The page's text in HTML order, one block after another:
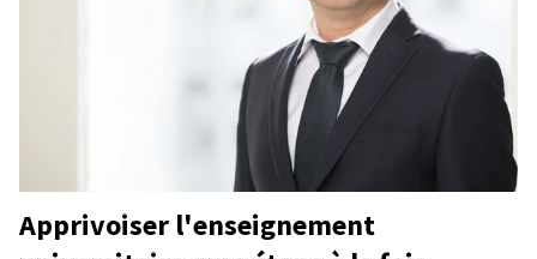
Apprivoiser l'enseignement